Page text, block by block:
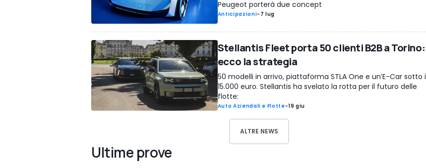
Peugeot porterà due concept
Anticipazioni- 7 lug
Stellantis Fleet porta 50 clienti B2B a Torino:
ecco la strategia
50 modelli in arrivo, piattaforma STLA One e un’E-Car sotto i
15.000 euro. Stellantis ha svelato la rotta per il futuro delle
flotte:
Auto Aziendali e Flotte-19 giu
ALTRE NEWS
Ultime prove